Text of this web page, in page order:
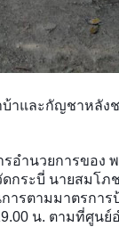
าและกัญชา​หลัง
อำนวยการของ
กระบี่ นายสมโภ
ารตามมาตรกา
น. ตามที่ศูน